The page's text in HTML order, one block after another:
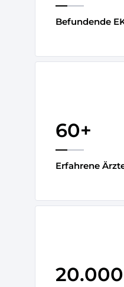
Befundende
60+
Erfahrene